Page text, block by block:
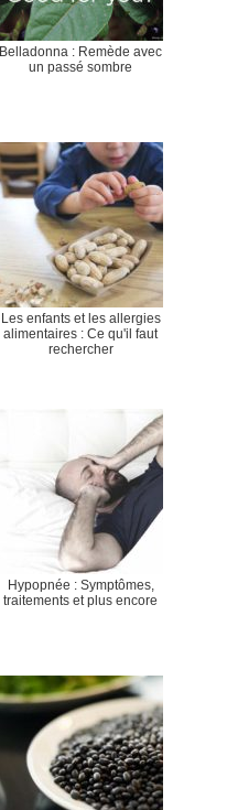
Belladonna : Remède avec
un passé sombre
Les enfants et les allergies
alimentaires : Ce qu'il faut
rechercher
Hypopnée : Symptômes,
traitements et plus encore